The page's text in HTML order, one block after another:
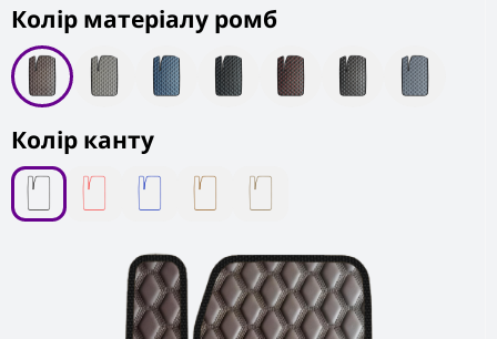
Колiр матеріалу ромб
Колір канту